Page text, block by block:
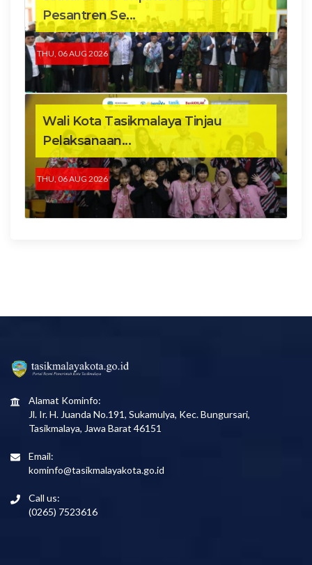
Pesantren Se...
THU, 06 AUG 2026
Wali Kota Tasikmalaya Tinjau
Pelaksanaan...
THU, 06 AUG 2026
Alamat Kominfo:
Jl. Ir. H. Juanda No.191, Sukamulya, Kec. Bungursari,
Tasikmalaya, Jawa Barat 46151
Email:
kominfo@tasikmalayakota.go.id
Call us:
(0265) 7523616